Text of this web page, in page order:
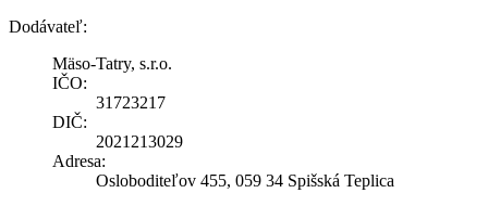
Dodávateľ:
Mäso-Tatry, s.r.o.
IČO:
31723217
DIČ:
2021213029
Adresa:
Osloboditeľov 455, 059 34 Spišská Teplica